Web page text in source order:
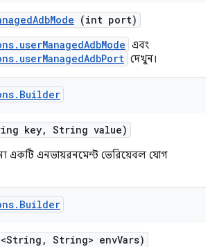
AdbMode (int port)
এবং
দেখুন।
. Builder
key, String value)
একটি এনভায়রনমেন্ট ভেরিয়েবল যোগ
. Builder
, String> envVars)